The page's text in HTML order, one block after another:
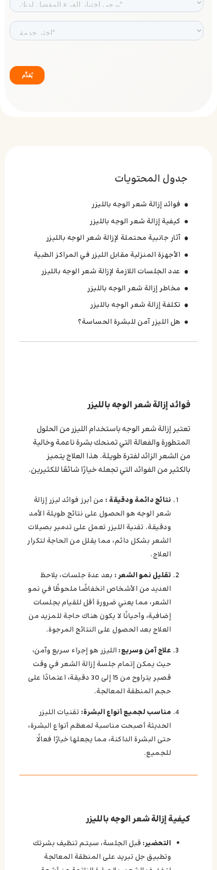
جدول المحتويات
فوائد إزالة شعر الوجه بالليزر
كيفية إزالة شعر الوجه بالليزر
آثار جانبية محتملة لإزالة شعر الوجه بالليزر
الأجهزة المنزلية مقابل الليزر في المراكز الطبية
عدد الجلسات اللازمة لإزالة شعر الوجه بالليزر
مخاطر إزالة شعر الوجه بالليزر
تكلفة إزالة شعر الوجه بالليزر
هل الليزر آمن للبشرة الحساسة؟
فوائد إزالة شعر الوجه بالليزر
تعتبر إزالة شعر الوجه باستخدام الليزر من الحلول
المتطورة والفعالة التي تمنحك بشرة ناعمة وخالية
من الشعر الزائد لفترة طويلة. هذا العلاج يتميز
بالكثير من الفوائد التي تجعله خيارًا شائعًا للكثيرين.
نتائج دائمة ودقيقة : من أبرز فوائد ليزر إزالة
شعر الوجه هو الحصول على نتائج طويلة الأمد
ودقيقة. تقنية الليزر تعمل على تدمير بصيلات
الشعر بشكل دائم، مما يقلل من الحاجة لتكرار
العلاج.
تقليل نمو الشعر : بعد عدة جلسات، يلاحظ
العديد من الأشخاص انخفاضًا ملحوظًا في نمو
الشعر، مما يعني ضرورة أقل للقيام بجلسات
إضافية، وأحيانًا لا يكون هناك حاجة للمزيد من
العلاج بعد الحصول على النتائج المرجوة.
علاج آمن وسريع: الليزر هو إجراء سريع وآمن،
حيث يمكن إتمام جلسة إزالة الشعر في وقت
قصير يتراوح من 15 إلى 30 دقيقة، اعتمادًا على
حجم المنطقة المعالجة.
مناسب لجميع أنواع البشرة: تقنيات الليزر
الحديثة أصبحت مناسبة لمعظم أنواع البشرة،
حتى البشرة الداكنة، مما يجعلها خيارًا فعالًا
للجميع.
كيفية إزالة شعر الوجه بالليزر
التحضير: قبل الجلسة، سيتم تنظيف بشرتك
وتطبيق جل تبريد على المنطقة المعالجة